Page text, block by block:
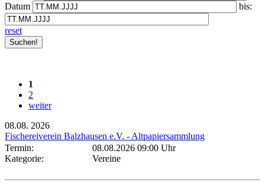
Datum
bis:
reset
1
2
weiter
08.08. 2026
Fischereiverein Balzhausen e.V. - Altpapiersammlung
Termin:
08.08.2026 09:00 Uhr
Kategorie:
Vereine